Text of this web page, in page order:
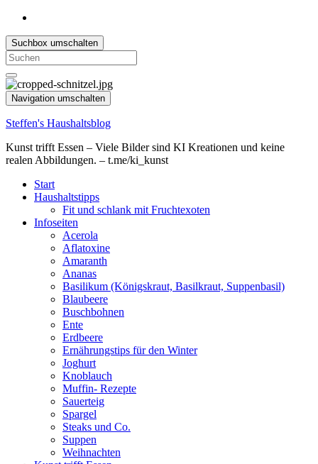
Suchbox umschalten
Search
for:
Navigation umschalten
Steffen's Haushaltsblog
Kunst trifft Essen – Viele Bilder sind KI Kreationen und keine
realen Abbildungen. – t.me/ki_kunst
Start
Haushaltstipps
Fit und schlank mit Fruchtexoten
Infoseiten
Acerola
Aflatoxine
Amaranth
Ananas
Basilikum (Königskraut, Basilkraut, Suppenbasil)
Blaubeere
Buschbohnen
Ente
Erdbeere
Ernährungstips für den Winter
Joghurt
Knoblauch
Muffin- Rezepte
Sauerteig
Spargel
Steaks und Co.
Suppen
Weihnachten